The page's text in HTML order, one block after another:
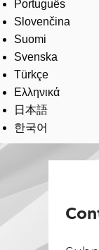
Português
Slovenčina
Suomi
Svenska
Türkçe
Ελληνικά
日本語
한국어